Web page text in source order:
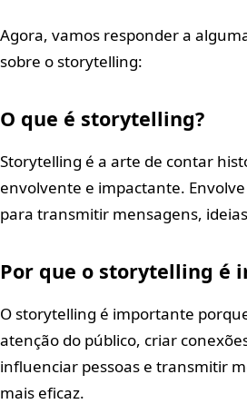
Agora, vamos responder a
sobre o storytelling:
O que é storytelling?
Storytelling é a arte de contar
envolvente e impactante.
para transmitir mensagens,
Por que o storytelling é
O storytelling é importante
atenção do público, criar
influenciar pessoas e transmitir
mais eficaz.